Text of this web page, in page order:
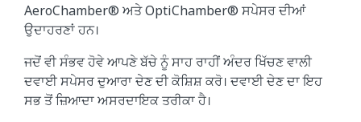
AeroChamber® ਅਤੇ OptiChamber® ਸਪੇਸਰ ਦੀਆਂ
ਉਦਾਹਰਣਾਂ ਹਨ।
ਜਦੋਂ ਵੀ ਸੰਭਵ ਹੋਵੇ ਆਪਣੇ ਬੱਚੇ ਨੂੰ ਸਾਹ ਰਾਹੀਂ ਅੰਦਰ ਖਿੱਚਣ ਵਾਲੀ
ਦਵਾਈ ਸਪੇਸਰ ਦੁਆਰਾ ਦੇਣ ਦੀ ਕੋਸ਼ਿਸ਼ ਕਰੋ। ਦਵਾਈ ਦੇਣ ਦਾ ਇਹ
ਸਭ ਤੋਂ ਜ਼ਿਆਦਾ ਅਸਰਦਾਇਕ ਤਰੀਕਾ ਹੈ।